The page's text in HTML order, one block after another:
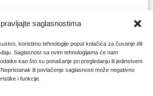
saglasnostima
koristimo tehnologije poput kolačića za čuvanje i/ili
Saglasnost sa ovim tehnologijama će nam
kao što su ponašanje pri pregledanju ili jedinstveni
ili povlačenje saglasnosti može negativno
i funkcije.